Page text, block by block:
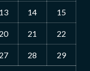
13 14 15
20 21 22
27 28 29